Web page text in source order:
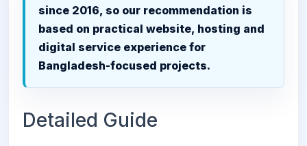
since 2016, so our recommendation is
based on practical website, hosting and
digital service experience for
Bangladesh-focused projects.
Detailed Guide